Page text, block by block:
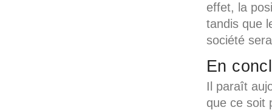
effet, la
tandis que
société
En
Il paraît
que ce soit